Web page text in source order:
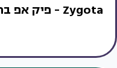
Zygota - פיק אפ בר